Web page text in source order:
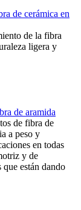
de cerámica en
de la fibra
ligera y
de aramida
de fibra de
a peso y
en todas
y de
que están dando